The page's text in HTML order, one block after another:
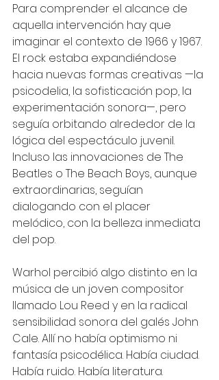
Para comprender el alcance de
aquella intervención hay que
imaginar el contexto de 1966 y 1967.
El rock estaba expandiéndose
hacia nuevas formas creativas —la
psicodelia, la sofisticación pop, la
experimentación sonora—, pero
seguía orbitando alrededor de la
lógica del espectáculo juvenil.
Incluso las innovaciones de The
Beatles o The Beach Boys, aunque
extraordinarias, seguían
dialogando con el placer
melódico, con la belleza inmediata
del pop.
Warhol percibió algo distinto en la
música de un joven compositor
llamado Lou Reed y en la radical
sensibilidad sonora del galés John
Cale. Allí no había optimismo ni
fantasía psicodélica. Había ciudad.
Había ruido. Había literatura.